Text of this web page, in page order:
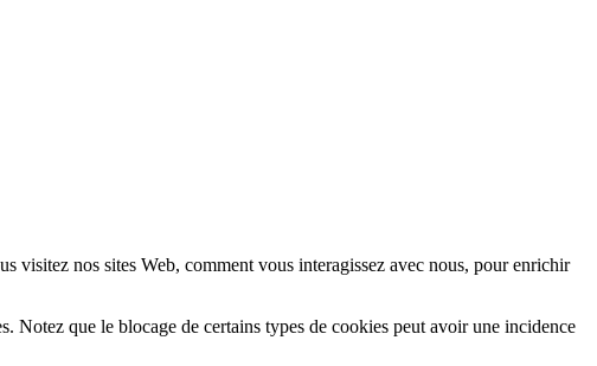
visitez nos sites Web, comment vous interagissez avec nous, pour enrichir
Notez que le blocage de certains types de cookies peut avoir une incidence